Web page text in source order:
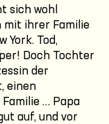
sich wohl
mit ihrer Familie
York. Tod,
Doch Tochter
der
einen
… Papa
auf, und vor